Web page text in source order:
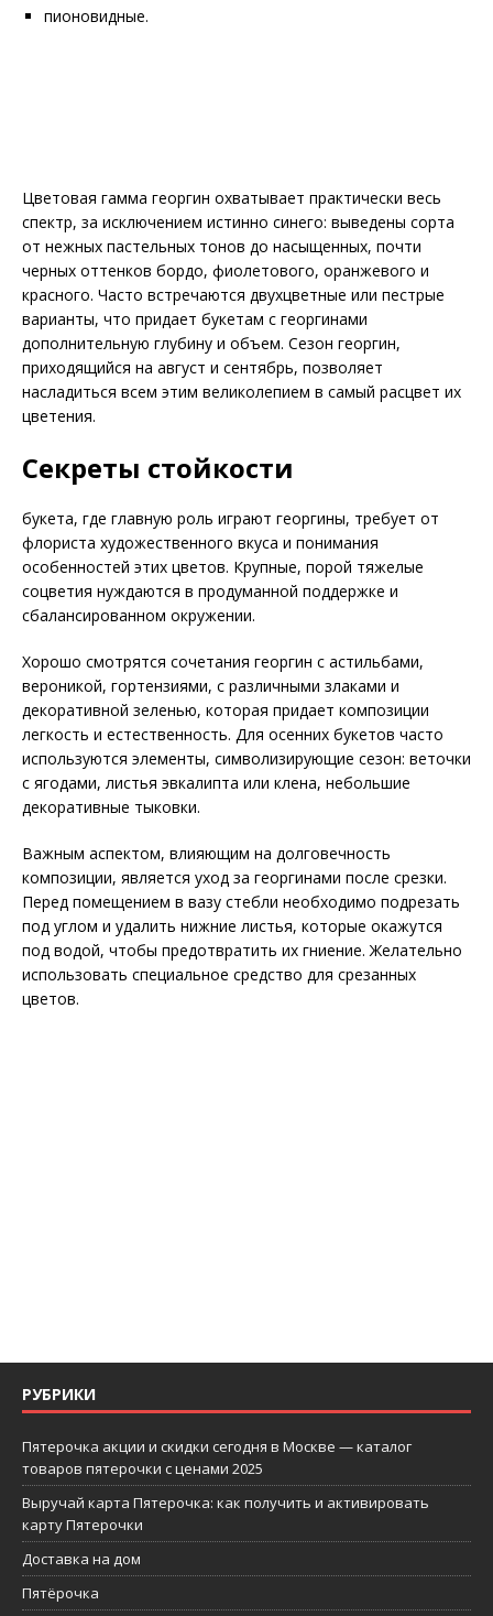
пионовидные.
Цветовая гамма георгин охватывает практически весь
спектр, за исключением истинно синего: выведены сорта
от нежных пастельных тонов до насыщенных, почти
черных оттенков бордо, фиолетового, оранжевого и
красного. Часто встречаются двухцветные или пестрые
варианты, что придает букетам с георгинами
дополнительную глубину и объем. Сезон георгин,
приходящийся на август и сентябрь, позволяет
насладиться всем этим великолепием в самый расцвет их
цветения.
Секреты стойкости
букета, где главную роль играют георгины, требует от
флориста художественного вкуса и понимания
особенностей этих цветов. Крупные, порой тяжелые
соцветия нуждаются в продуманной поддержке и
сбалансированном окружении.
Хорошо смотрятся сочетания георгин с астильбами,
вероникой, гортензиями, с различными злаками и
декоративной зеленью, которая придает композиции
легкость и естественность. Для осенних букетов часто
используются элементы, символизирующие сезон: веточки
с ягодами, листья эвкалипта или клена, небольшие
декоративные тыковки.
Важным аспектом, влияющим на долговечность
композиции, является уход за георгинами после срезки.
Перед помещением в вазу стебли необходимо подрезать
под углом и удалить нижние листья, которые окажутся
под водой, чтобы предотвратить их гниение. Желательно
использовать специальное средство для срезанных
цветов.
РУБРИКИ
Пятерочка акции и скидки сегодня в Москве — каталог
товаров пятерочки с ценами 2025
Выручай карта Пятерочка: как получить и активировать
карту Пятерочки
Доставка на дом
Пятёрочка